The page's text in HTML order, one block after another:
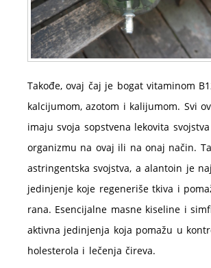
Takođe, ovaj čaj je bogat vitaminom
kalcijumom, azotom i kalijumom. Svi
imaju svoja sopstvena lekovita
organizmu na ovaj ili na onaj način.
astringentska svojstva, a alantoin je
jedinjenje koje regeneriše tkiva i
rana. Esencijalne masne kiseline i
aktivna jedinjenja koja pomažu u
holesterola i lečenja čireva.